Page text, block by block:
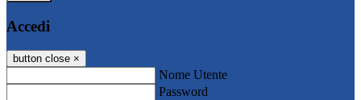
Accedi
button close ×
Nome Utente
Password